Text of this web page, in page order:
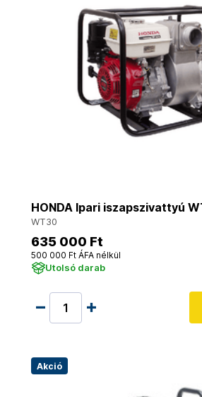
HONDA Ipari iszapszivattyú
WT30
635 000 Ft
500 000 Ft ÁFA nélkül
Utolsó darab
Akció